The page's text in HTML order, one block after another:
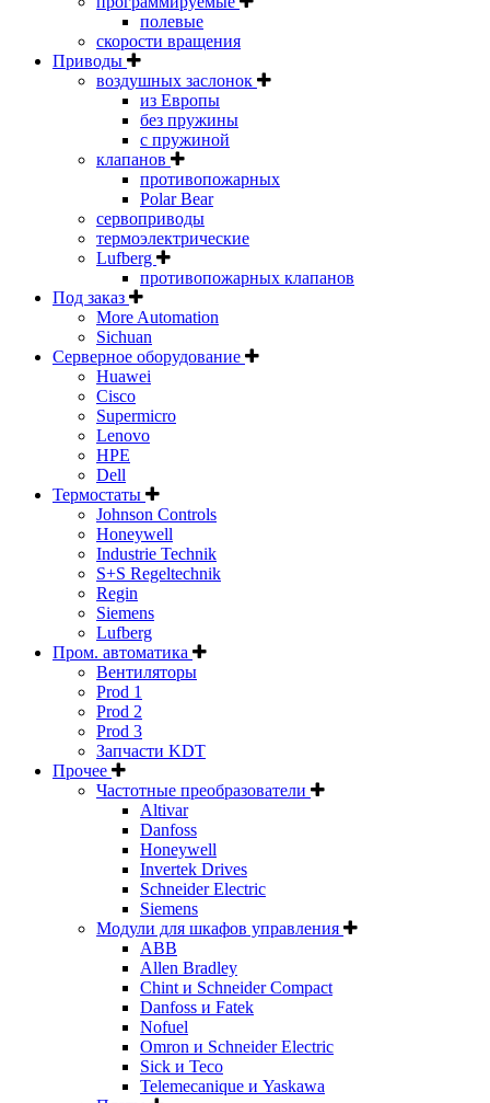
полевые
скорости вращения
Приводы
воздушных заслонок
из Европы
без пружины
с пружиной
клапанов
противопожарных
Polar Bear
сервоприводы
термоэлектрические
Lufberg
противопожарных клапанов
Под заказ
More Automation
Sichuan
Серверное оборудование
Huawei
Cisco
Supermicro
Lenovo
HPE
Dell
Термостаты
Johnson Controls
Honeywell
Industrie Technik
S+S Regeltechnik
Regin
Siemens
Lufberg
Пром. автоматика
Вентиляторы
Prod 1
Prod 2
Prod 3
Запчасти KDT
Прочее
Частотные преобразователи
Altivar
Danfoss
Honeywell
Invertek Drives
Schneider Electric
Siemens
Модули для шкафов управления
ABB
Allen Bradley
Chint и Schneider Compact
Danfoss и Fatek
Nofuel
Omron и Schneider Electric
Sick и Teco
Telemecanique и Yaskawa